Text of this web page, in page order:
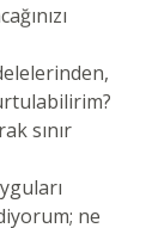
sınır
ne